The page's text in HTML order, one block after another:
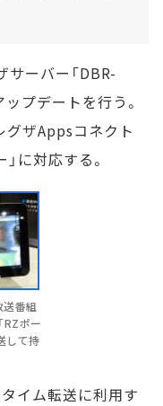
サーバー「DBR-
プデートを行う。
グザAppsコネクト
に対応する。
送番組
RZポー
して持
イム転送に利用す